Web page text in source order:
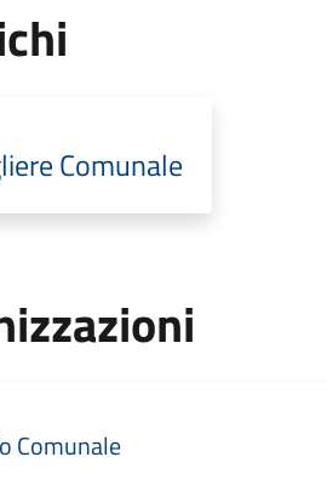
Comunale
Comunale